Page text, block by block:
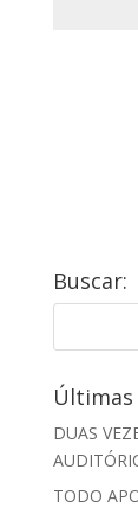
Buscar:
DUAS
TODO